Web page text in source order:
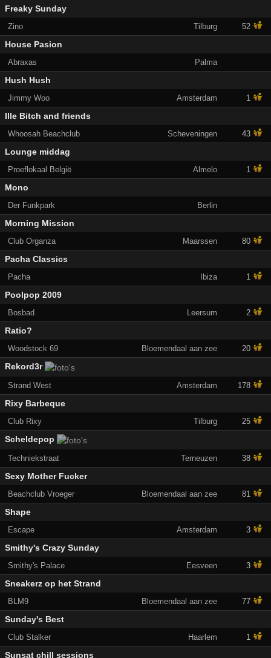
Freaky Sunday
Zino Tilburg 52
House Pasion
Abraxas Palma
Hush Hush
Jimmy Woo Amsterdam 1
Ille Bitch and friends
Whoosah Beachclub Scheveningen 43
Lounge middag
Proeflokaal België Almelo 1
Mono
Der Funkpark Berlin
Morning Mission
Club Organza Maarssen 80
Pacha Classics
Pacha Ibiza 1
Poolpop 2009
Bosbad Leersum 2
Ratio?
Woodstock 69 Bloemendaal aan zee 20
Rekord3r
Strand West Amsterdam 178
Rixy Barbeque
Club Rixy Tilburg 25
Scheldepop
Techniekstraat Terneuzen 38
Sexy Mother Fucker
Beachclub Vroeger Bloemendaal aan zee 81
Shape
Escape Amsterdam 3
Smithy's Crazy Sunday
Smithy's Palace Eesveen 3
Sneakerz op het Strand
BLM9 Bloemendaal aan zee 77
Sunday's Best
Club Stalker Haarlem 1
Sunsat chill sessions